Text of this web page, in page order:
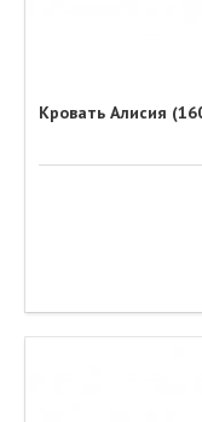
Кровать Алисия